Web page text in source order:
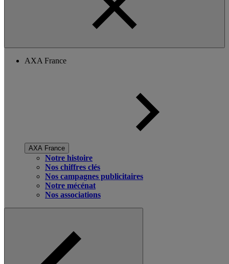
AXA France
AXA France
Notre histoire
Nos chiffres clés
Nos campagnes publicitaires
Notre mécénat
Nos associations